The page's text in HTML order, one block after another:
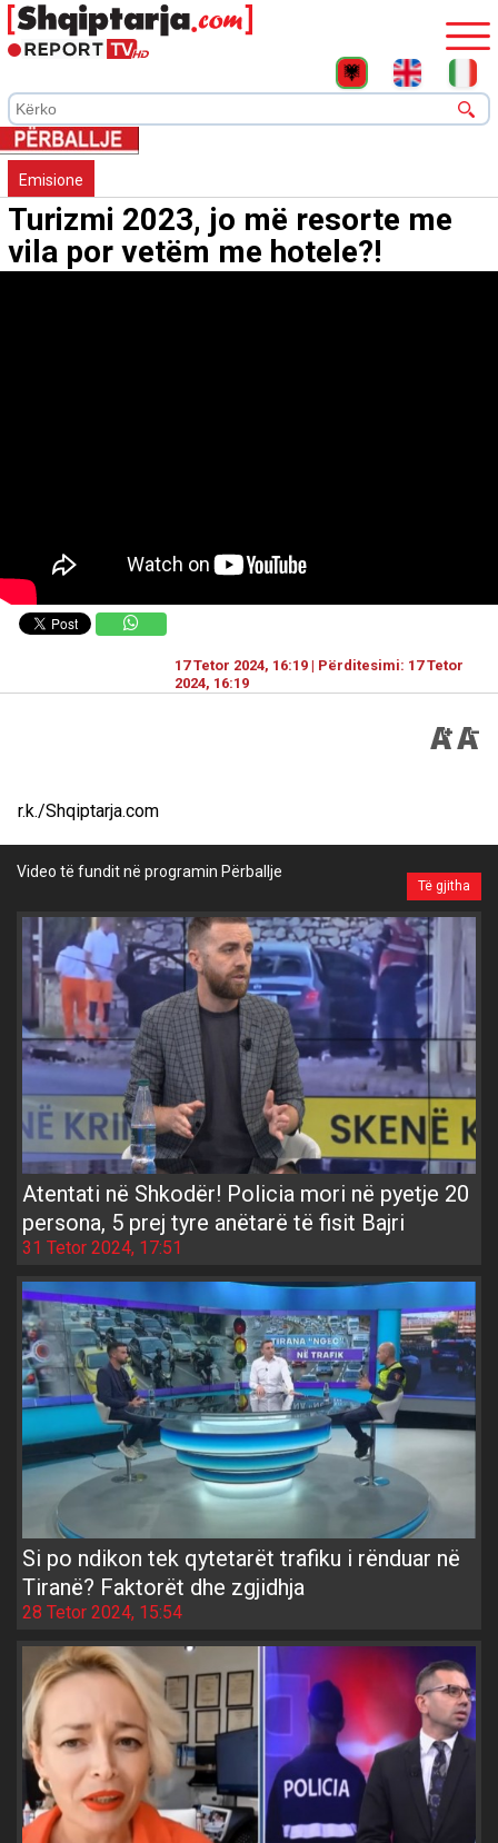
Emisione
Turizmi 2023, jo më resorte me
vila por vetëm me hotele?!
17 Tetor 2024, 16:19 | Përditesimi: 17 Tetor
2024, 16:19
r.k./Shqiptarja.com
Video të fundit në programin Përballje
Të gjitha
Atentati në Shkodër! Policia mori në pyetje 20
persona, 5 prej tyre anëtarë të fisit Bajri
31 Tetor 2024, 17:51
Si po ndikon tek qytetarët trafiku i rënduar në
Tiranë? Faktorët dhe zgjidhja
28 Tetor 2024, 15:54